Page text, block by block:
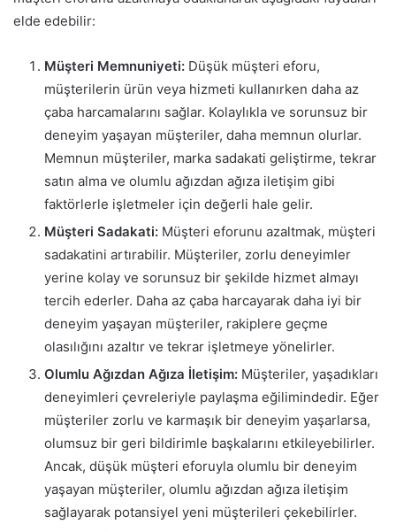
elde edebilir:
Müşteri Memnuniyeti: Düşük müşteri eforu,
müşterilerin ürün veya hizmeti kullanırken daha az
çaba harcamalarını sağlar. Kolaylıkla ve sorunsuz bir
deneyim yaşayan müşteriler, daha memnun olurlar.
Memnun müşteriler, marka sadakati geliştirme, tekrar
satın alma ve olumlu ağızdan ağıza iletişim gibi
faktörlerle işletmeler için değerli hale gelir.
Müşteri Sadakati: Müşteri eforunu azaltmak, müşteri
sadakatini artırabilir. Müşteriler, zorlu deneyimler
yerine kolay ve sorunsuz bir şekilde hizmet almayı
tercih ederler. Daha az çaba harcayarak daha iyi bir
deneyim yaşayan müşteriler, rakiplere geçme
olasılığını azaltır ve tekrar işletmeye yönelirler.
Olumlu Ağızdan Ağıza İletişim: Müşteriler, yaşadıkları
deneyimleri çevreleriyle paylaşma eğilimindedir. Eğer
müşteriler zorlu ve karmaşık bir deneyim yaşarlarsa,
olumsuz bir geri bildirimle başkalarını etkileyebilirler.
Ancak, düşük müşteri eforuyla olumlu bir deneyim
yaşayan müşteriler, olumlu ağızdan ağıza iletişim
sağlayarak potansiyel yeni müşterileri çekebilirler.